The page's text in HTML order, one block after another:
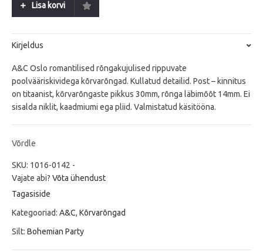
quantity
Lisa korvi
Kirjeldus
A&C Oslo romantilised rõngakujulised rippuvate
poolvääriskividega kõrvarõngad. Kullatud detailid. Post – kinnitus
on titaanist, kõrvarõngaste pikkus 30mm, rõnga läbimõõt 14mm. Ei
sisalda niklit, kaadmiumi ega pliid. Valmistatud käsitööna.
Võrdle
SKU: 1016-0142 -
Vajate abi? Võta ühendust
Tagasiside
Kategooriad: A&C, Kõrvarõngad
Silt: Bohemian Party